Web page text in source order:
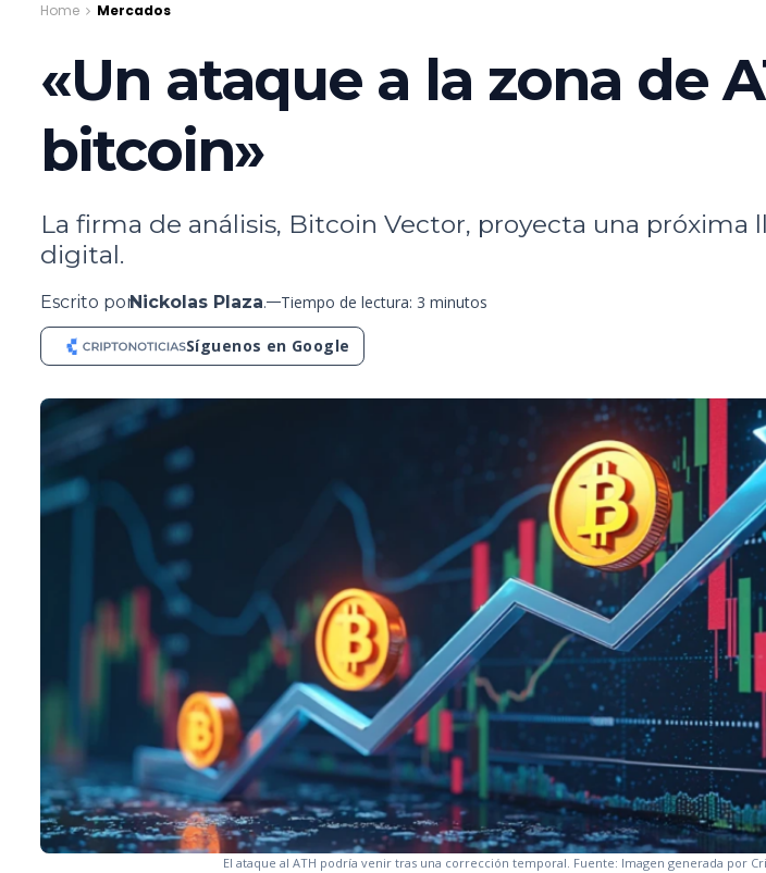
Home Mercados
«Un ataque a la zona de
bitcoin»
La firma de análisis, Bitcoin Vector, proyecta una
digital.
Escrito porNickolas Plaza. Tiempo de lectura: 3 minutos
Síguenos en Google
El ataque al ATH podría venir tras una corrección temporal. Fuente: Imagen generada por